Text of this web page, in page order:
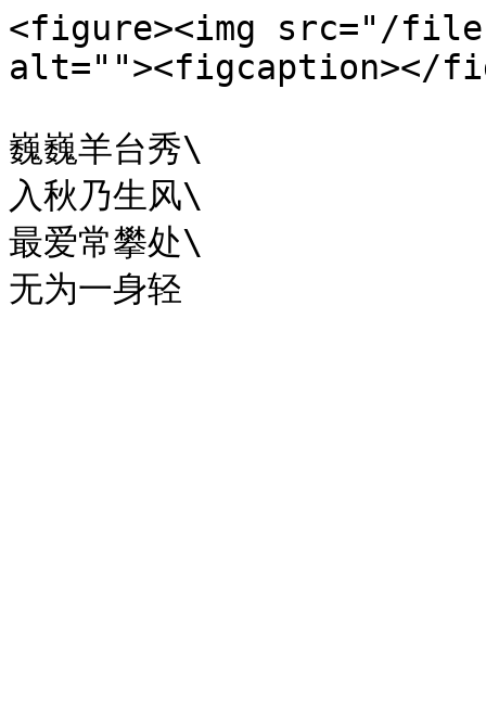
<figure><img src="/files/
alt=""><figcaption></
巍巍羊台秀\
入秋乃生风\
最爱常攀处\